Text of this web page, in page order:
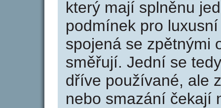
který mají splněnu
podmínek pro
spojená se zpětnými
směřují. Jední se
dříve používané, ale
nebo smazání čekají